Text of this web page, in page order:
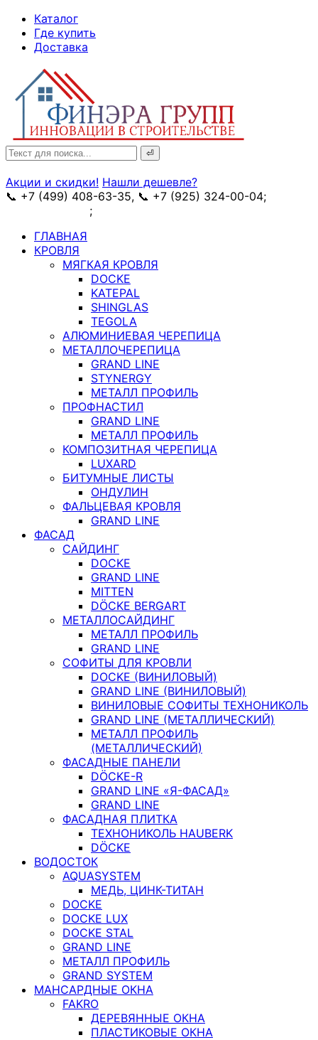
Skip
Content
Каталог
Где купить
Доставка
Search
for:
Акции и скидки! Нашли дешевле?
📞 +7 (499) 408-63-35, 📞 +7 (925) 324-00-04;
;
ГЛАВНАЯ
КРОВЛЯ
МЯГКАЯ КРОВЛЯ
DOCKE
KATEPAL
SHINGLAS
TEGOLA
АЛЮМИНИЕВАЯ ЧЕРЕПИЦА
МЕТАЛЛОЧЕРЕПИЦА
GRAND LINE
STYNERGY
МЕТАЛЛ ПРОФИЛЬ
ПРОФНАСТИЛ
GRAND LINE
МЕТАЛЛ ПРОФИЛЬ
КОМПОЗИТНАЯ ЧЕРЕПИЦА
LUXARD
БИТУМНЫЕ ЛИСТЫ
ОНДУЛИН
ФАЛЬЦЕВАЯ КРОВЛЯ
GRAND LINE
ФАСАД
САЙДИНГ
DOCKE
GRAND LINE
MITTEN
DÖCKE BERGART
МЕТАЛЛОСАЙДИНГ
МЕТАЛЛ ПРОФИЛЬ
GRAND LINE
СОФИТЫ ДЛЯ КРОВЛИ
DOCKE (ВИНИЛОВЫЙ)
GRAND LINE (ВИНИЛОВЫЙ)
ВИНИЛОВЫЕ СОФИТЫ ТЕХНОНИКОЛЬ
GRAND LINE (МЕТАЛЛИЧЕСКИЙ)
МЕТАЛЛ ПРОФИЛЬ
(МЕТАЛЛИЧЕСКИЙ)
ФАСАДНЫЕ ПАНЕЛИ
DÖCKE-R
GRAND LINE «Я-ФАСАД»
GRAND LINE
ФАСАДНАЯ ПЛИТКА
ТЕХНОНИКОЛЬ HAUBERK
DÖCKE
ВОДОСТОК
AQUASYSTEM
МЕДЬ, ЦИНК-ТИТАН
DOCKE
DOCKE LUX
DOCKE STAL
GRAND LINE
МЕТАЛЛ ПРОФИЛЬ
GRAND SYSTEM
МАНСАРДНЫЕ ОКНА
FAKRO
ДЕРЕВЯННЫЕ ОКНА
ПЛАСТИКОВЫЕ ОКНА